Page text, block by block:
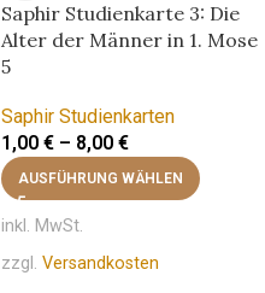
Saphir Studienkarte 3: Die
Alter der Männer in 1. Mose
5
Saphir Studienkarten
1,00 € – 8,00 €
AUSFÜHRUNG WÄHLEN
inkl. MwSt.
zzgl. Versandkosten